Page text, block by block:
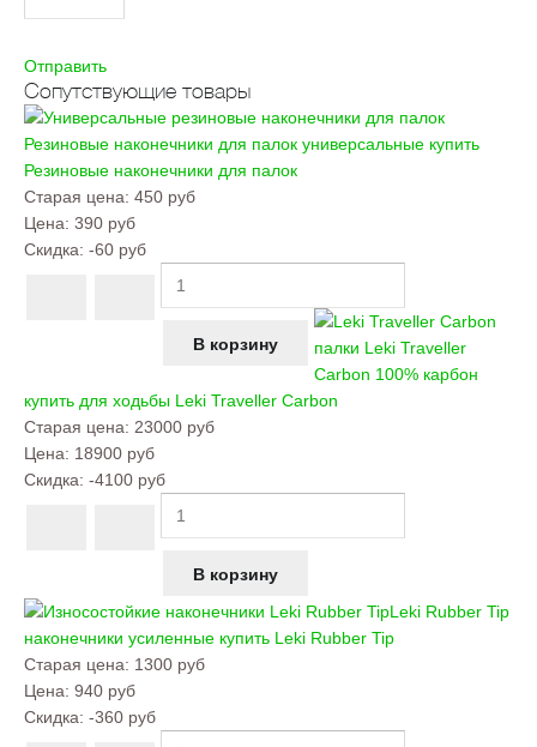
Отправить
Сопутствующие товары
Резиновые наконечники для палок универсальные купить
Резиновые наконечники для палок
Старая цена: 450 руб
Цена: 390 руб
Скидка: -60 руб
палки Leki Traveller
Carbon 100% карбон
купить для ходьбы Leki Traveller Carbon
Старая цена: 23000 руб
Цена: 18900 руб
Скидка: -4100 руб
Leki Rubber Tip
наконечники усиленные купить Leki Rubber Tip
Старая цена: 1300 руб
Цена: 940 руб
Скидка: -360 руб